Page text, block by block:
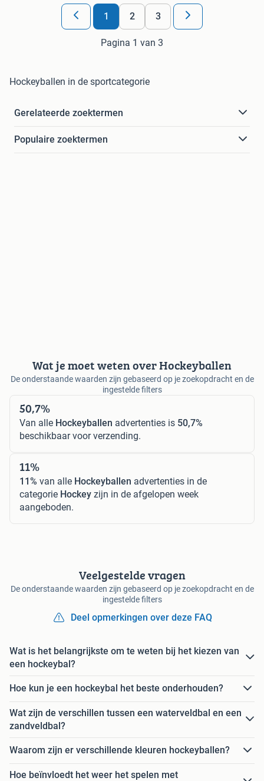
1 2 3
Pagina 1 van 3
Hockeyballen in de sportcategorie
Gerelateerde zoektermen
Populaire zoektermen
Wat je moet weten over Hockeyballen
De onderstaande waarden zijn gebaseerd op je zoekopdracht en de
ingestelde filters
50,7%
Van alle Hockeyballen advertenties is 50,7%
beschikbaar voor verzending.
11%
11% van alle Hockeyballen advertenties in de
categorie Hockey zijn in de afgelopen week
aangeboden.
Veelgestelde vragen
De onderstaande waarden zijn gebaseerd op je zoekopdracht en de
ingestelde filters
Deel opmerkingen over deze FAQ
Wat is het belangrijkste om te weten bij het kiezen van
een hockeybal?
Hoe kun je een hockeybal het beste onderhouden?
Wat zijn de verschillen tussen een waterveldbal en een
zandveldbal?
Waarom zijn er verschillende kleuren hockeyballen?
Hoe beïnvloedt het weer het spelen met